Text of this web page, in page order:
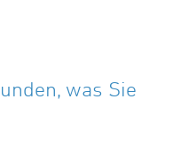
was Sie